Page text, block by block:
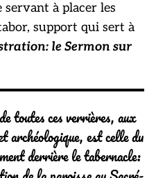
servant à placer les
support qui sert à
le Sermon sur
toutes ces verrières, aux
archéologique, est celle du
derrière le tabernacle: